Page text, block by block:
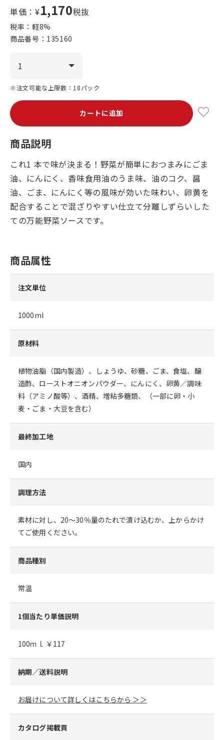
単価：¥1,170税抜
税率：軽8%
商品番号： 135160
※注文可能な上限数：18パック
カートに追加
商品説明
これ1 本で味が決まる！野菜が簡単におつまみにごま
油、にんにく、香味食用油のうま味、油のコク、醤
油、ごま、にんにく等の風味が効いた味わい、卵黄を
配合することで混ざりやすい仕立て分離しずらいした
ての万能野菜ソースです。
商品属性
注文単位
1000ml
原材料
植物油脂（国内製造）、しょうゆ、砂糖、ごま、食塩、醸
造酢、ローストオニオンパウダー、にんにく、卵黄／調味
料（アミノ酸等）、酒精、増粘多糖類、（一部に卵・小
麦・ごま・大豆を含む）
最終加工地
国内
調理方法
素材に対し、20～30％量のたれで漬け込むか、上からかけ
てご使用ください。
商品種別
常温
1個当たり単価説明
100ｍｌ ￥117
納期／送料説明
お届けについて詳しくはこちらから ＞＞
カタログ掲載頁